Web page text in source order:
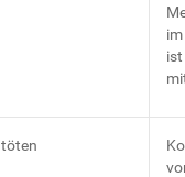
töten